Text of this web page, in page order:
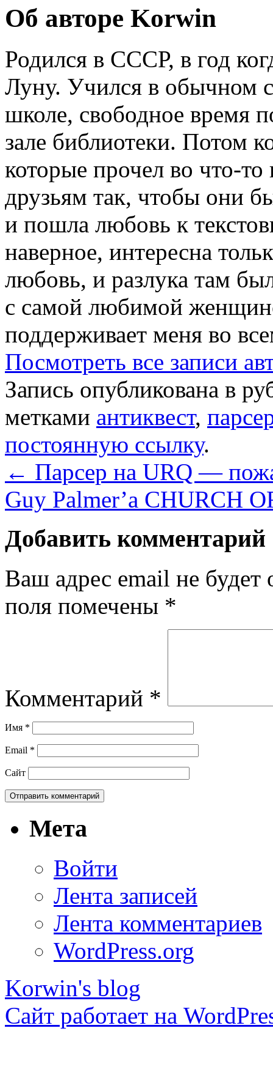
Об авторе Korwin
Родился в СССР, в год
Луну. Учился в обычном
школе, свободное время
зале библиотеки. Потом
которые прочел во что-
друзьям так, чтобы они
и пошла любовь к
наверное, интересна
любовь, и разлука там
с самой любимой
поддерживает меня во
Посмотреть все записи
Запись опубликована в
метками антиквест,
постоянную ссылку.
← Парсер на URQ —
Guy Palmer’a CHURCH
Добавить комментарий
Ваш адрес email не будет
поля помечены *
Комментарий *
Имя *
Email *
Сайт
Мета
Войти
Лента записей
Лента комментариев
WordPress.org
Korwin's blog
Сайт работает на